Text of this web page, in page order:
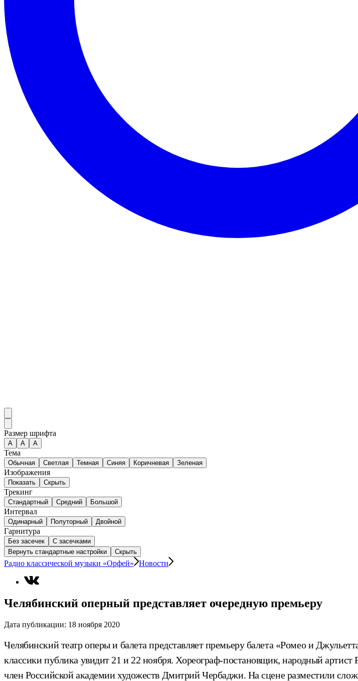
Размер шрифта
А A A
Тема
Обычная Светлая Темная Синяя Коричневая Зеленая
Изображения
Показать Скрыть
Трекинг
Стандартный Средний Большой
Интервал
Одинарный Полуторный Двойной
Гарнитура
Без засечек
С засечками
Вернуть стандартные настройки
Скрыть
Радио классической музыки «Орфей» Новости
Челябинский оперный представляет очередную премьеру
Дата публикации: 18 ноября 2020
Челябинский театр оперы и балета представляет премьеру балета «Ромео и
классики публика увидит 21 и 22 ноября. Хореограф-постановщик, народный
член Российской академии художеств Дмитрий Чербаджи. На сцене разместили